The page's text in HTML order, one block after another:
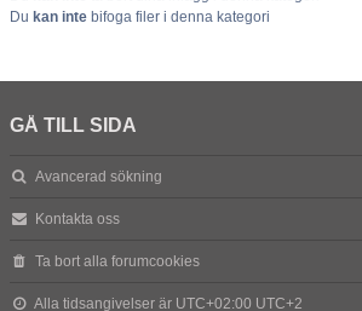
Du kan inte bifoga filer i denna kategori
GÅ TILL SIDA
Avancerad sökning
Kontakta oss
Ta bort alla forumcookies
Alla tidsangivelser är UTC+02:00 UTC+2